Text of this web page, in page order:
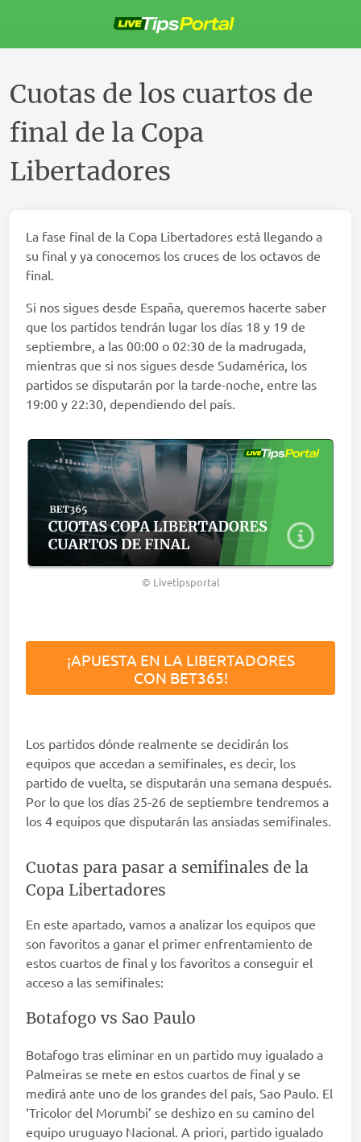
contenido
Cuotas de los cuartos de
final de la Copa
Libertadores
La fase final de la Copa Libertadores está llegando a
su final y ya conocemos los cruces de los octavos de
final.
Si nos sigues desde España, queremos hacerte saber
que los partidos tendrán lugar los días 18 y 19 de
septiembre, a las 00:00 o 02:30 de la madrugada,
mientras que si nos sigues desde Sudamérica, los
partidos se disputarán por la tarde-noche, entre las
19:00 y 22:30, dependiendo del país.
© Livetipsportal
¡APUESTA EN LA LIBERTADORES
CON BET365!
Los partidos dónde realmente se decidirán los
equipos que accedan a semifinales, es decir, los
partido de vuelta, se disputarán una semana después.
Por lo que los días 25-26 de septiembre tendremos a
los 4 equipos que disputarán las ansiadas semifinales.
Cuotas para pasar a semifinales de la
Copa Libertadores
En este apartado, vamos a analizar los equipos que
son favoritos a ganar el primer enfrentamiento de
estos cuartos de final y los favoritos a conseguir el
acceso a las semifinales:
Botafogo vs Sao Paulo
Botafogo tras eliminar en un partido muy igualado a
Palmeiras se mete en estos cuartos de final y se
medirá ante uno de los grandes del país, Sao Paulo. El
‘Tricolor del Morumbi’ se deshizo en su camino del
equipo uruguayo Nacional. A priori, partido igualado